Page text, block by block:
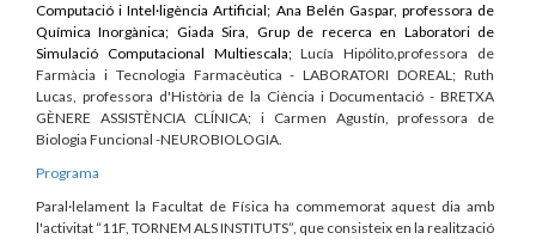
Computació i Intel·ligència Artificial; Ana Belén Gaspar, professora de
Química Inorgànica; Giada Sira, Grup de recerca en Laboratori de
Simulació Computacional Multiescala;Lucía Hipólito,professora de
Farmàcia i Tecnologia Farmacèutica - LABORATORI DOREAL;Ruth
Lucas, professora d'Història de la Ciència iDocumentació - BRETXA
GÈNERE ASSISTÈNCIA CLÍNICA; i Carmen Agustín,professora de
Biologia Funcional -NEUROBIOLOGIA.
Programa
Paral·lelament la Facultat de Física ha commemorat aquest dia amb
l'activitat “11F, TORNEM ALS INSTITUTS”, que consisteix en la realització